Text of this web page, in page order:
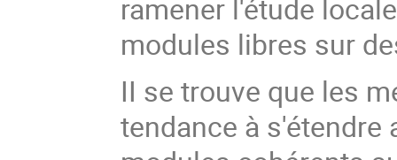
ramener l'étude
modules libres sur
II se trouve que les
tendance à s'étendre